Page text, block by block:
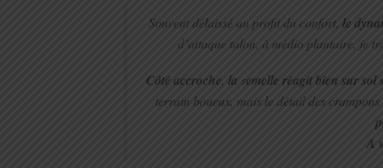
Souvent délaissé au profit du confort, le
d’attaque talon, à médio plantaire, je
Côté accroche, la semelle réagit bien sur sol
terrain boueux, mais le détail des
A